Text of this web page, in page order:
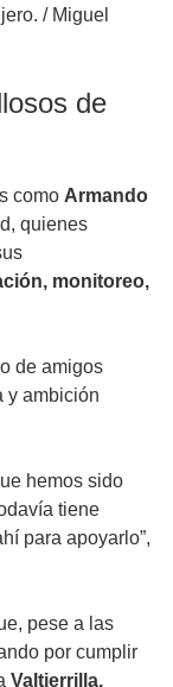
/ Miguel
de
como Armando
quienes
monitoreo,
de amigos
y ambición
hemos sido
tiene
para apoyarlo”,
pese a las
por cumplir
Valtierrilla,